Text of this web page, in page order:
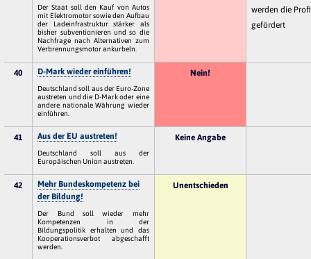
Der Staat soll den Kauf von Autos
mit Elektromotor sowie den Aufbau
der Ladeinfrastruktur stärker als
bisher subventionieren und so die
Nachfrage nach Alternativen zum
Verbrennungsmotor ankurbeln.
werden die
gefördert
40 D-Mark wieder einführen!
Deutschland soll aus der Euro-Zone
austreten und die D-Mark oder eine
andere nationale Währung wieder
einführen.
Nein!
41 Aus der EU austreten!
Deutschland soll aus der
Europäischen Union austreten.
Keine Angabe
42
Mehr Bundeskompetenz bei
der Bildung!
Der Bund soll wieder mehr
Kompetenzen in der
Bildungspolitik erhalten und das
Kooperationsverbot abgeschafft
werden.
Unentschieden